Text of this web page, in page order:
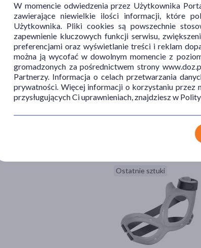
Ostatnie sztuki
Actimove ES Knee
5079 zł
Ostatnie sztuki
W momencie odwiedzenia przez Użytkownika
zawierające niewielkie ilości informacji, które
Użytkownika. Pliki cookies są powszechnie
zapewnienie kluczowych funkcji serwisu,
preferencjami oraz wyświetlanie treści i reklam
można ją wycofać w dowolnym momencie z
gromadzonych za pośrednictwem strony
Partnerzy. Informacja o celach przetwarzania
prywatności. Więcej informacji o korzystaniu przez
przysługujących Ci uprawnieniach, znajdziesz w